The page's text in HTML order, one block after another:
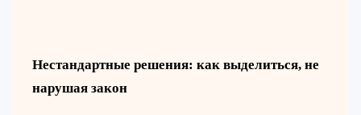
Нестандартные решения: как выделиться, не
нарушая закон